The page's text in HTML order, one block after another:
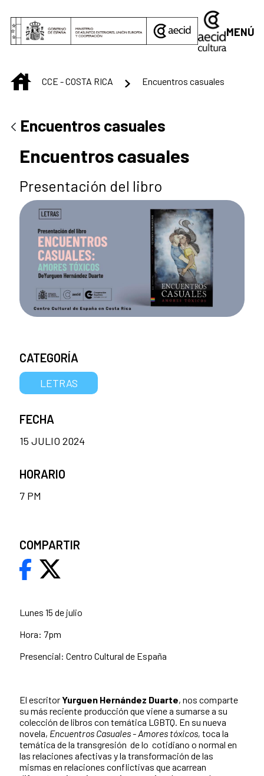
MENÚ
INICIO
CCE - COSTA RICA Encuentros casuales
Encuentros casuales
Encuentros casuales
Presentación del libro
Lunes 15 de julio
Hora: 7pm
Presencial: Centro Cultural de España
El escritorYurguen Hernández Duarte, nos comparte
su más reciente producción que viene a sumarse a su
colección de libros con temática LGBTQ. En su nueva
novela, Encuentros Casuales - Amores tóxicos, toca la
temática de la transgresión de lo cotidiano o normal en
las relaciones afectivas y la transformación de las
mismas en relaciones conflictivas que acarrean
CATEGORÍA
LETRAS
FECHA
15 JULIO 2024
HORARIO
7 PM
COMPARTIR